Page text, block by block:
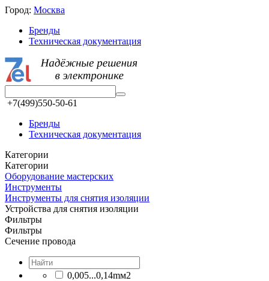
Город: Москва
Бренды
Техническая документация
+7(499)550-50-61
Бренды
Техническая документация
Категории
Категории
Оборудование мастерских
Инструменты
Инструменты для снятия изоляции
Устройства для снятия изоляции
Фильтры
Фильтры
Сечение провода
0,005...0,14mм2